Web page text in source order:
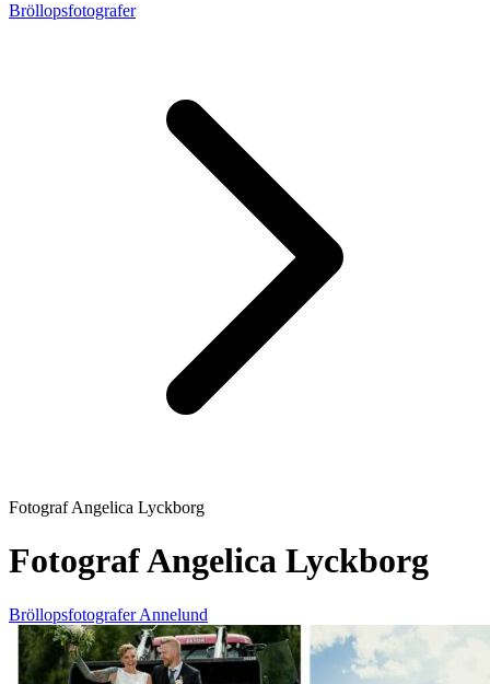
Bröllopsfotografer
Fotograf Angelica Lyckborg
Fotograf Angelica Lyckborg
BröllopsfotograferAnnelund